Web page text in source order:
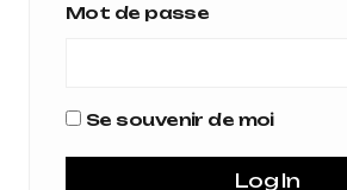
Mot de passe
Se souvenir de moi